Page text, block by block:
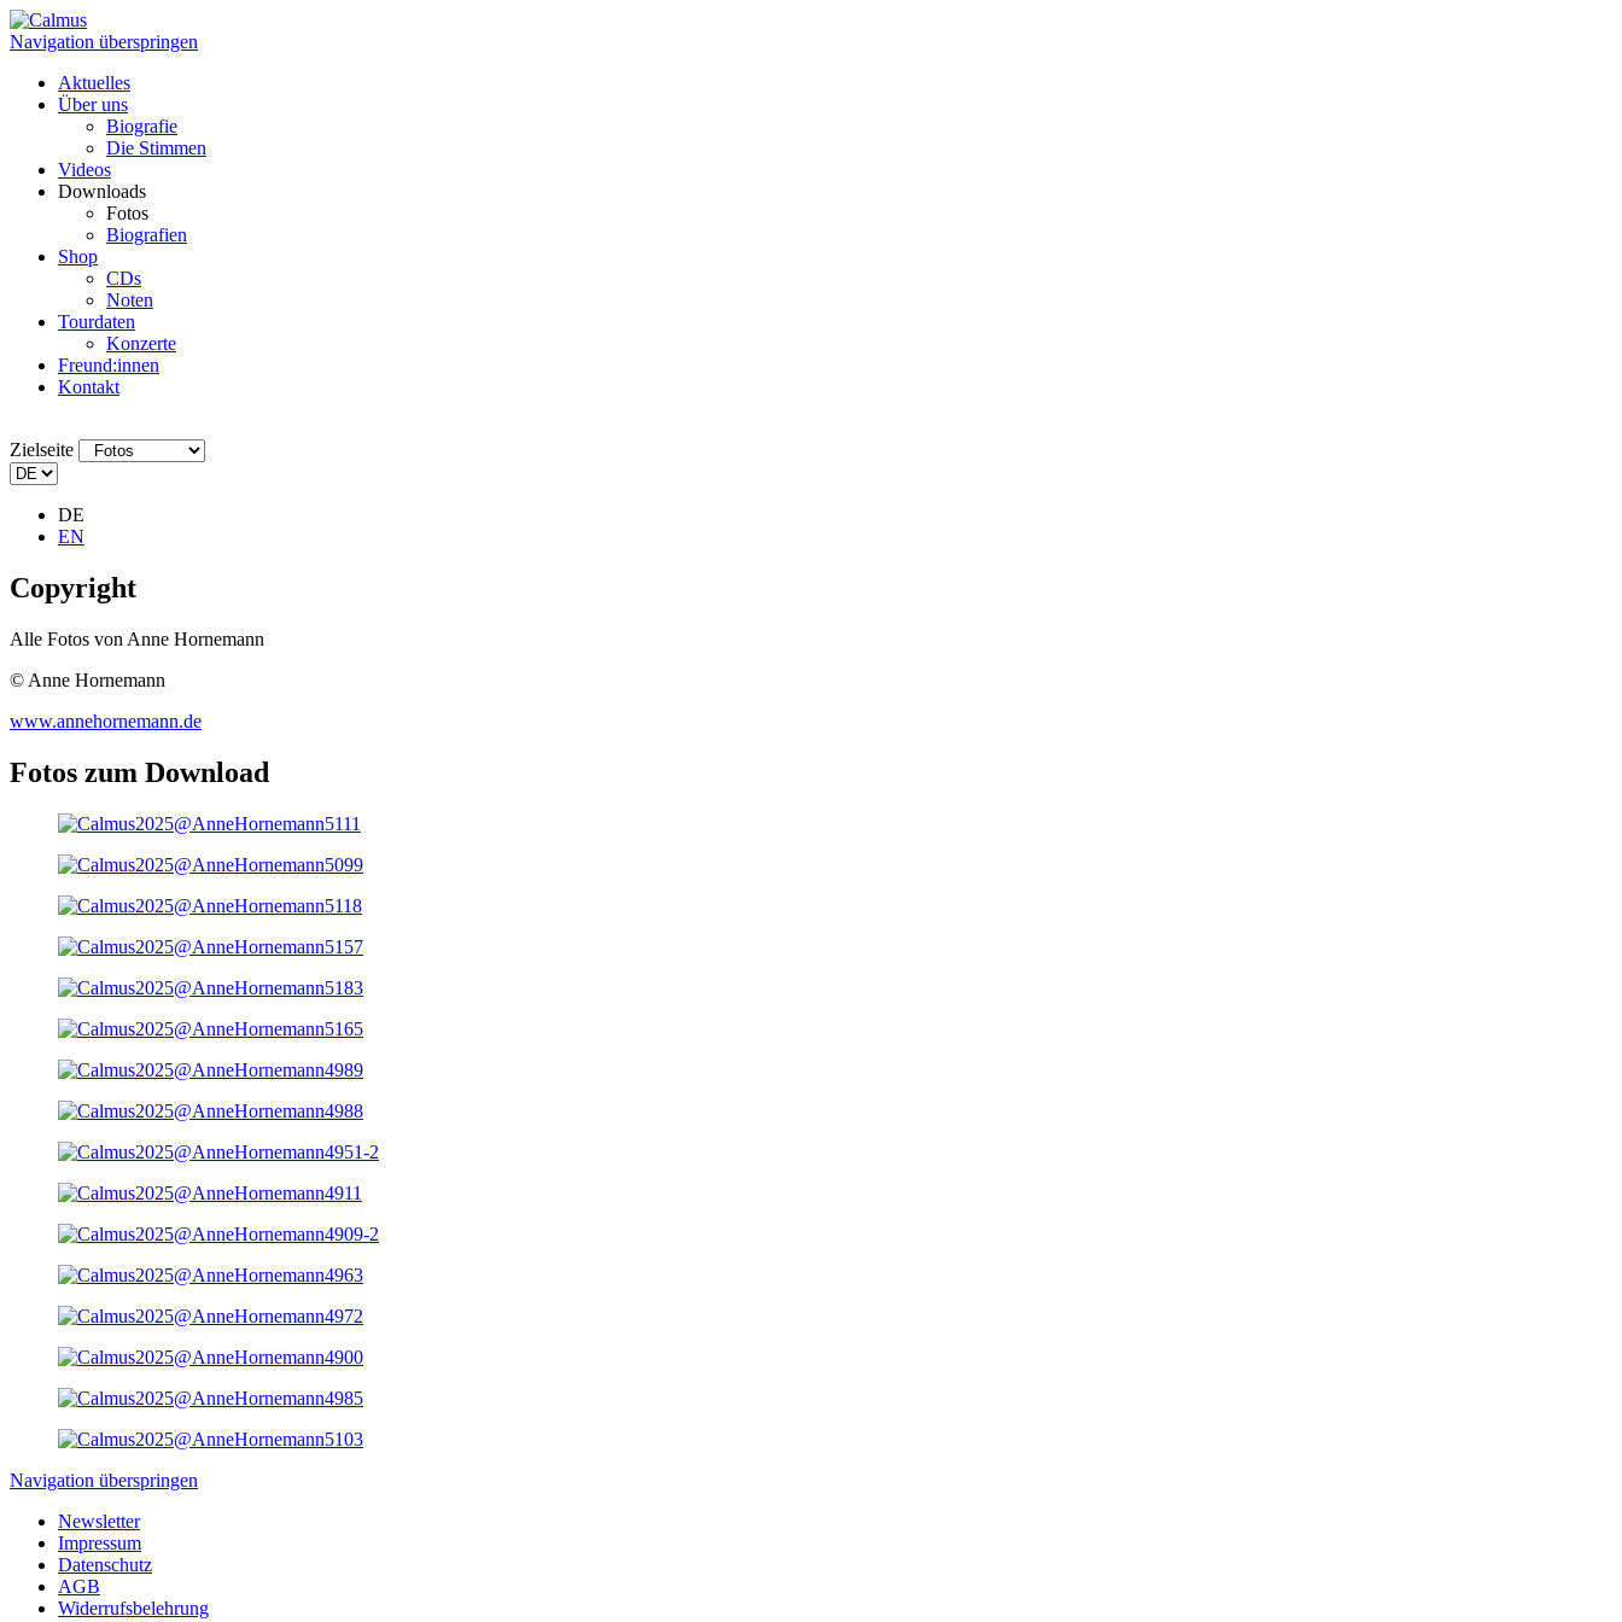
Navigation überspringen
Aktuelles
Über uns
Biografie
Die Stimmen
Videos
Downloads
Fotos
Biografien
Shop
CDs
Noten
Tourdaten
Konzerte
Freund:innen
Kontakt
Zielseite
DE
EN
Copyright
Alle Fotos von Anne Hornemann
© Anne Hornemann
www.annehornemann.de
Fotos zum Download
Navigation überspringen
Newsletter
Impressum
Datenschutz
AGB
Widerrufsbelehrung